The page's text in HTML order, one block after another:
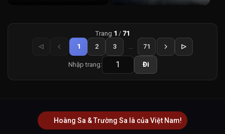
Trang 1 / 71
1
2 3 ... 71
Nhập trang: Đi
Hoàng Sa & Trường Sa là của Việt Nam!